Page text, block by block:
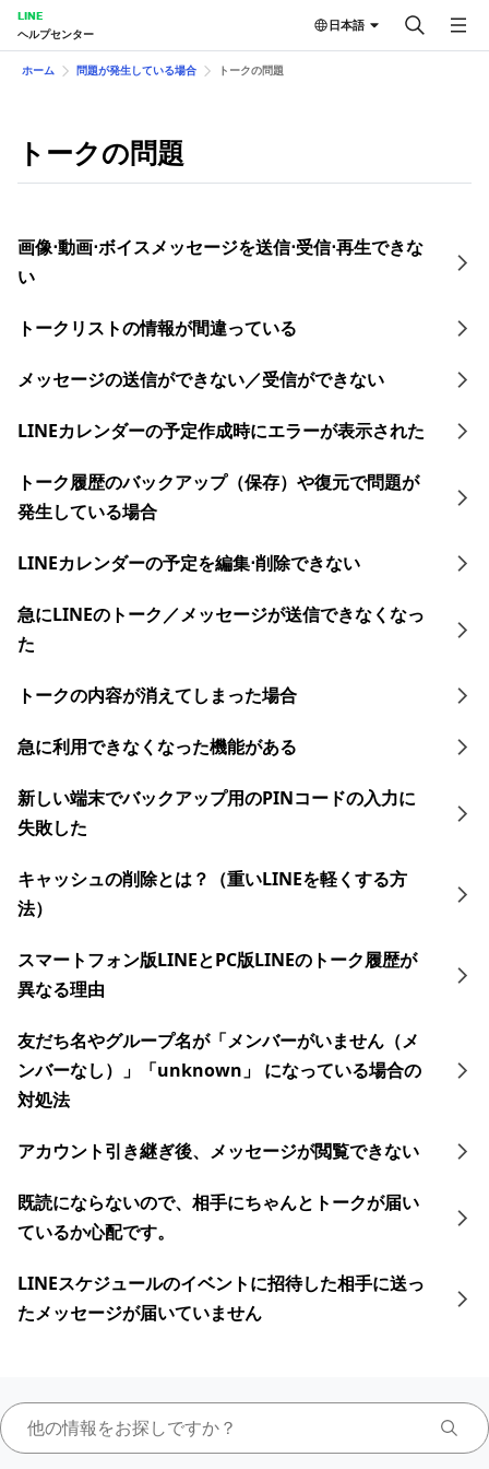
LINE
ヘルプセンター
日本語
ホーム 問題が発生している場合 トークの問題
トークの問題
画像⋅動画⋅ボイスメッセージを送信⋅受信⋅再生できな
い
トークリストの情報が間違っている
メッセージの送信ができない／受信ができない
LINEカレンダーの予定作成時にエラーが表示された
トーク履歴のバックアップ（保存）や復元で問題が
発生している場合
LINEカレンダーの予定を編集⋅削除できない
急にLINEのトーク／メッセージが送信できなくなっ
た
トークの内容が消えてしまった場合
急に利用できなくなった機能がある
新しい端末でバックアップ用のPINコードの入力に
失敗した
キャッシュの削除とは？（重いLINEを軽くする方
法）
スマートフォン版LINEとPC版LINEのトーク履歴が
異なる理由
友だち名やグループ名が「メンバーがいません（メ
ンバーなし）」「unknown」 になっている場合の
対処法
アカウント引き継ぎ後、メッセージが閲覧できない
既読にならないので、相手にちゃんとトークが届い
ているか心配です。
LINEスケジュールのイベントに招待した相手に送っ
たメッセージが届いていません